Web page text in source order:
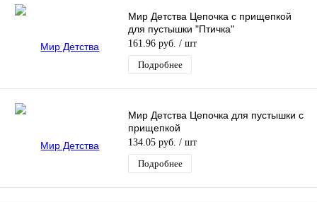
Мир Детства Цепочка с прищепкой
для пустышки "Птичка"
161.96 руб. / шт
Подробнее
Мир Детства Цепочка для пустышки с
прищепкой
134.05 руб. / шт
Подробнее